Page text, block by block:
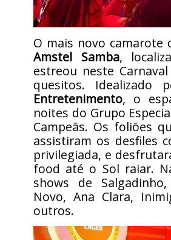
O mais novo camarote
Amstel Samba,
estreou neste
quesitos. Idealizado
Entretenimento, o
noites do Grupo
Campeãs. Os foliões
assistiram os desfiles
privilegiada, e
food até o Sol raiar.
shows de
Novo, Ana Clara,
outros.